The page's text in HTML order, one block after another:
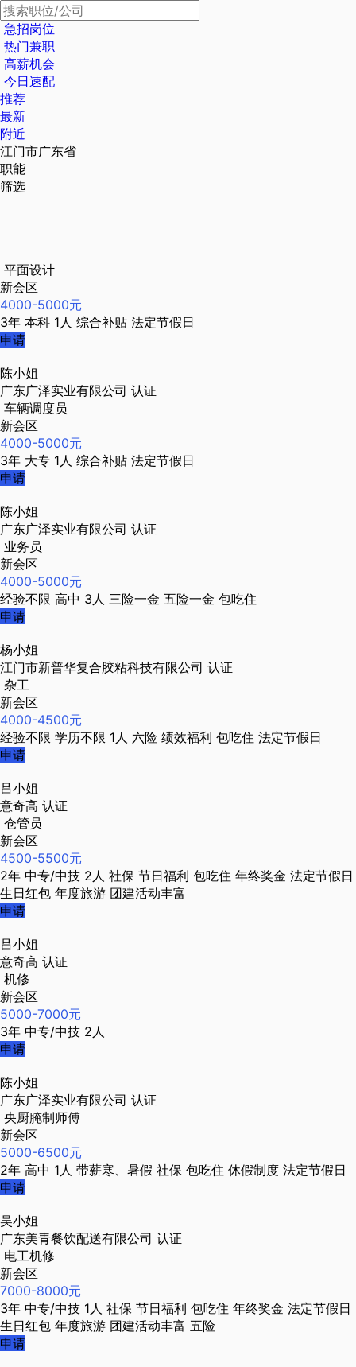
急招岗位
热门兼职
高薪机会
今日速配
推荐
最新
附近
江门市广东省
职能
筛选
平面设计
新会区
4000-5000元
3年 本科 1人 综合补贴 法定节假日
申请
陈小姐
广东广泽实业有限公司 认证
车辆调度员
新会区
4000-5000元
3年 大专 1人 综合补贴 法定节假日
申请
陈小姐
广东广泽实业有限公司 认证
业务员
新会区
4000-5000元
经验不限 高中 3人 三险一金 五险一金 包吃住
申请
杨小姐
江门市新普华复合胶粘科技有限公司 认证
杂工
新会区
4000-4500元
经验不限 学历不限 1人 六险 绩效福利 包吃住 法定节假日
申请
吕小姐
意奇高 认证
仓管员
新会区
4500-5500元
2年 中专/中技 2人 社保 节日福利 包吃住 年终奖金 法定节假日
生日红包 年度旅游 团建活动丰富
申请
吕小姐
意奇高 认证
机修
新会区
5000-7000元
3年 中专/中技 2人
申请
陈小姐
广东广泽实业有限公司 认证
央厨腌制师傅
新会区
5000-6500元
2年 高中 1人 带薪寒、暑假 社保 包吃住 休假制度 法定节假日
申请
吴小姐
广东美青餐饮配送有限公司 认证
电工机修
新会区
7000-8000元
3年 中专/中技 1人 社保 节日福利 包吃住 年终奖金 法定节假日
生日红包 年度旅游 团建活动丰富 五险
申请